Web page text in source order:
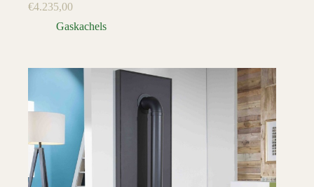
€4.235,00
Gaskachels